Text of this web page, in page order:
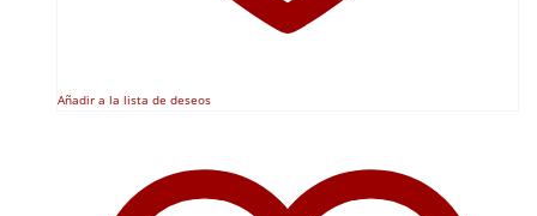
Añadir a la lista de deseos